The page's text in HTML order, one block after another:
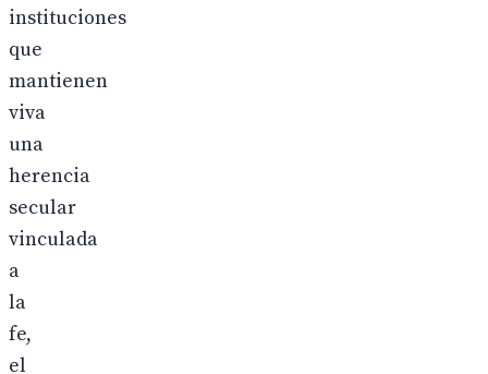
instituciones
que
mantienen
viva
una
herencia
secular
vinculada
a
la
fe,
el